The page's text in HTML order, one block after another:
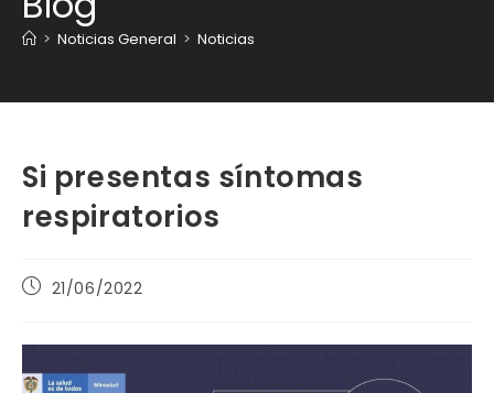
> Noticias General > Noticias
Si presentas síntomas
respiratorios
Publicación
entrada:
21/06/2022